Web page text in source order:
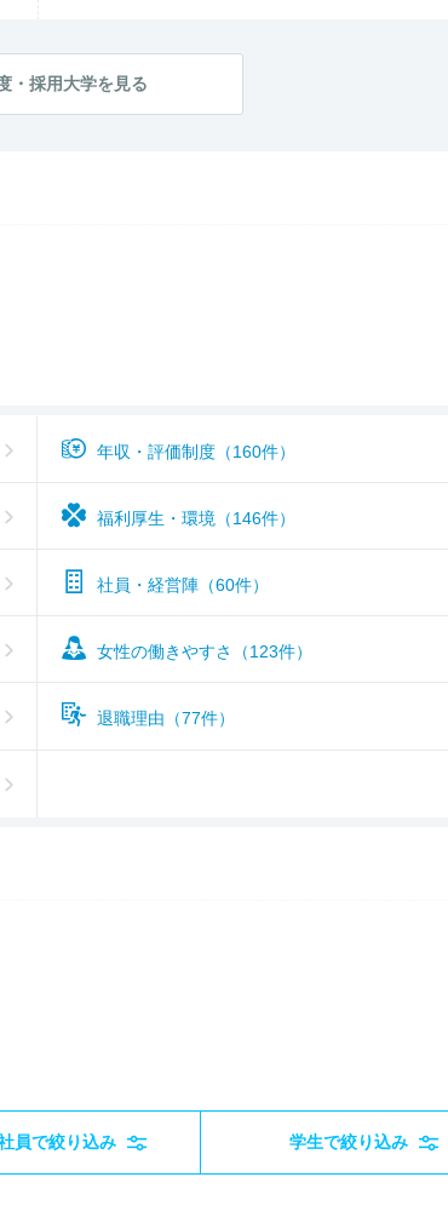
社風・文化
・採用大学を見る
年収・評価制度（160件）
福利厚生・環境（146件）
社員・経営陣（60件）
女性の働きやすさ（123件）
退職理由（77件）
員で絞り込み 学生で絞り込み